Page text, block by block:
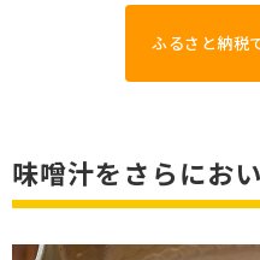
ふるさと納税
味噌汁をさらにお